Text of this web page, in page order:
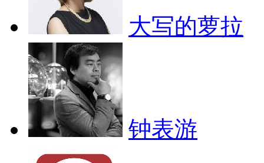
大写的萝拉
钟表游